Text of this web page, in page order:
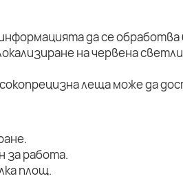
да се обработва
на червена
леща може да
за работа.
площ.